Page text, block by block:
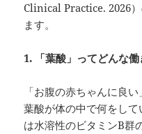
Clinical Practice. 2026
ます。
1. 「葉酸」ってどんな
「お腹の赤ちゃんに良
葉酸が体の中で何をし
は水溶性のビタミンB群